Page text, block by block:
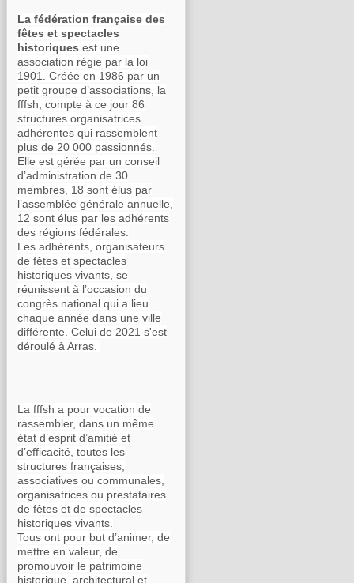
La fédération française des
fêtes et spectacles
historiques est une
association régie par la loi
1901. Créée en 1986 par un
petit groupe d’associations, la
fffsh, compte à ce jour 86
structures organisatrices
adhérentes qui rassemblent
plus de 20 000 passionnés.
Elle est gérée par un conseil
d’administration de 30
membres, 18 sont élus par
l’assemblée générale annuelle,
12 sont élus par les adhérents
des régions fédérales.
Les adhérents, organisateurs
de fêtes et spectacles
historiques vivants, se
réunissent à l’occasion du
congrès national qui a lieu
chaque année dans une ville
différente. Celui de 2021 s'est
déroulé à Arras.
La fffsh a pour vocation de
rassembler, dans un même
état d’esprit d’amitié et
d’efficacité, toutes les
structures françaises,
associatives ou communales,
organisatrices ou prestataires
de fêtes et de spectacles
historiques vivants.
Tous ont pour but d’animer, de
mettre en valeur, de
promouvoir le patrimoine
historique, architectural et